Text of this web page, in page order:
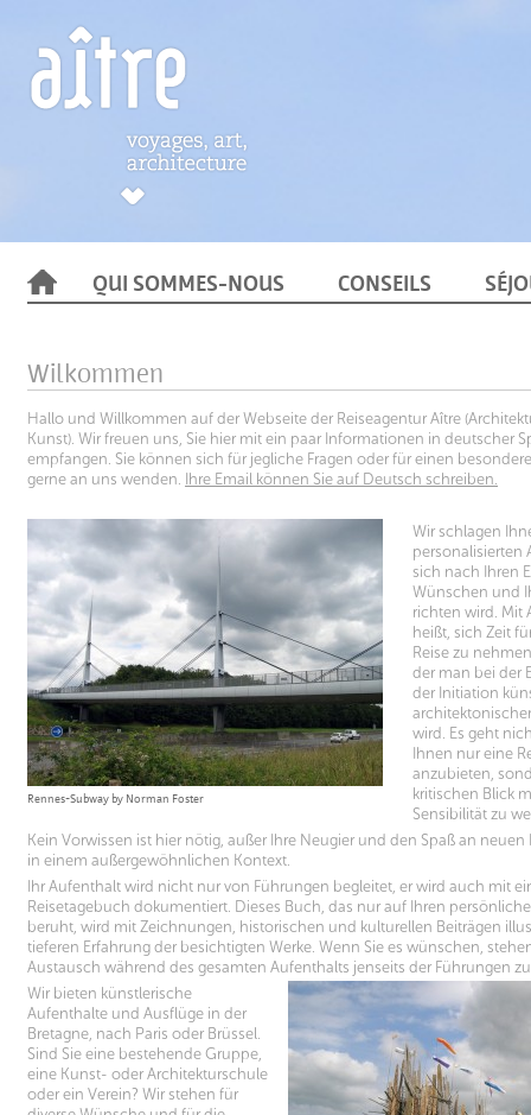
QUI SOMMES-NOUS CONSEILS
Wilkommen
Hallo und Willkommen auf der Webseite der Reiseagentur Aître
Kunst). Wir freuen uns, Sie hier mit ein paar Informationen in deutscher
empfangen. Sie können sich für jegliche Fragen oder für einen
gerne an uns wenden. Ihre Email können Sie auf Deutsch schreiben.
Rennes-Subway by Norman Foster
Wir schlagen
personalisierten
sich nach Ihren
Wünschen und
richten wird. Mit
heißt, sich Zeit
Reise zu
der man bei der
der Initiation
wird. Es geht
Ihnen nur eine
anzubieten,
kritischen Blick
Sensibilität zu
Kein Vorwissen ist hier nötig, außer Ihre Neugier und den Spaß an
in einem außergewöhnlichen Kontext.
Ihr Aufenthalt wird nicht nur von Führungen begleitet, er wird auch mit
Reisetagebuch dokumentiert. Dieses Buch, das nur auf Ihren
beruht, wird mit Zeichnungen, historischen und kulturellen Beiträgen
tieferen Erfahrung der besichtigten Werke. Wenn Sie es wünschen,
Austausch während des gesamten Aufenthalts jenseits der Führungen
Wir bieten künstlerische
Aufenthalte und Ausflüge in der
Bretagne, nach Paris oder Brüssel.
Sind Sie eine bestehende Gruppe,
eine Kunst- oder Architekturschule
oder ein Verein? Wir stehen für
Biennale de
In Minor
souhaitait